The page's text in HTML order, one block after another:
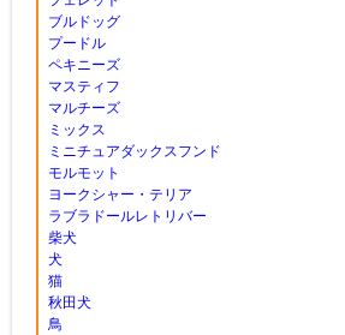
ブルドッグ
プードル
ペキニーズ
マスティフ
マルチーズ
ミックス
ミニチュアダックスフンド
モルモット
ヨークシャー・テリア
ラブラドールレトリバー
柴犬
犬
猫
秋田犬
鳥